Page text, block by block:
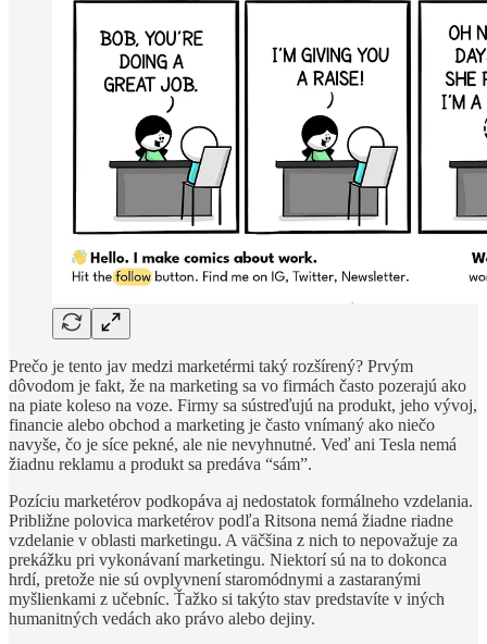
Prečo je tento jav medzi marketérmi taký rozšírený? Prvým
dôvodom je fakt, že na marketing sa vo firmách často pozerajú ako
na piate koleso na voze. Firmy sa sústreďujú na produkt, jeho vývoj,
financie alebo obchod a marketing je často vnímaný ako niečo
navyše, čo je síce pekné, ale nie nevyhnutné. Veď ani Tesla nemá
žiadnu reklamu a produkt sa predáva “sám”.
Pozíciu marketérov podkopáva aj nedostatok formálneho vzdelania.
Približne polovica marketérov podľa Ritsona nemá žiadne riadne
vzdelanie v oblasti marketingu. A väčšina z nich to nepovažuje za
prekážku pri vykonávaní marketingu. Niektorí sú na to dokonca
hrdí, pretože nie sú ovplyvnení staromódnymi a zastaranými
myšlienkami z učebníc. Ťažko si takýto stav predstavíte v iných
humanitných vedách ako právo alebo dejiny.